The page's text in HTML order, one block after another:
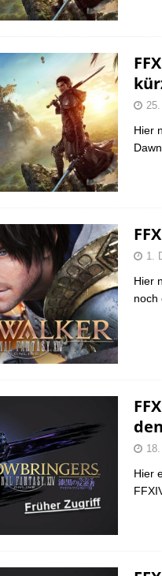
Hier
1.
Hier
noch
Hier